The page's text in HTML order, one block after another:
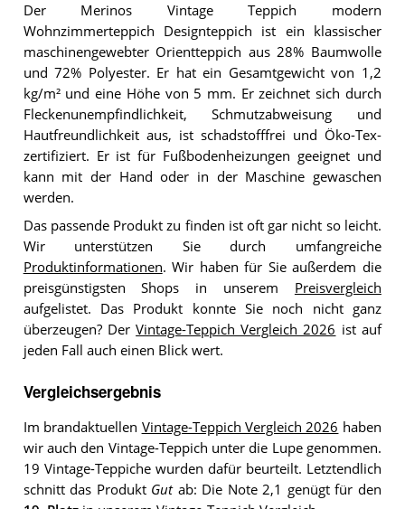
Der Merinos Vintage Teppich modern
Wohnzimmerteppich Designteppich ist ein klassischer
maschinengewebter Orientteppich aus 28% Baumwolle
und 72% Polyester. Er hat ein Gesamtgewicht von 1,2
kg/m² und eine Höhe von 5 mm. Er zeichnet sich durch
Fleckenunempfindlichkeit, Schmutzabweisung und
Hautfreundlichkeit aus, ist schadstofffrei und Öko-Tex-
zertifiziert. Er ist für Fußbodenheizungen geeignet und
kann mit der Hand oder in der Maschine gewaschen
werden.
Das passende Produkt zu finden ist oft gar nicht so leicht.
Wir unterstützen Sie durch umfangreiche
Produktinformationen. Wir haben für Sie außerdem die
preisgünstigsten Shops in unserem Preisvergleich
aufgelistet. Das Produkt konnte Sie noch nicht ganz
überzeugen? DerVintage-Teppich Vergleich 2026 ist auf
jeden Fall auch einen Blick wert.
Vergleichsergebnis
Im brandaktuellen Vintage-Teppich Vergleich 2026 haben
wir auch den Vintage-Teppich unter die Lupe genommen.
19 Vintage-Teppiche wurden dafür beurteilt. Letztendlich
schnitt das Produkt Gutab: Die Note 2,1 genügt für den